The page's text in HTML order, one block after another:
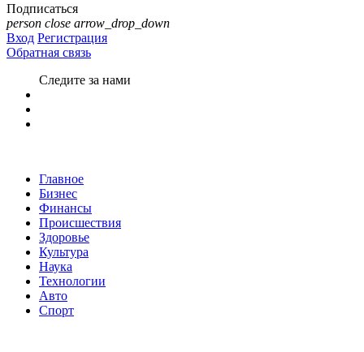
Подписаться
person close arrow_drop_down
Вход Регистрация
Обратная связь
Следите за нами
Главное
Бизнес
Финансы
Происшествия
Здоровье
Культура
Наука
Технологии
Авто
Спорт